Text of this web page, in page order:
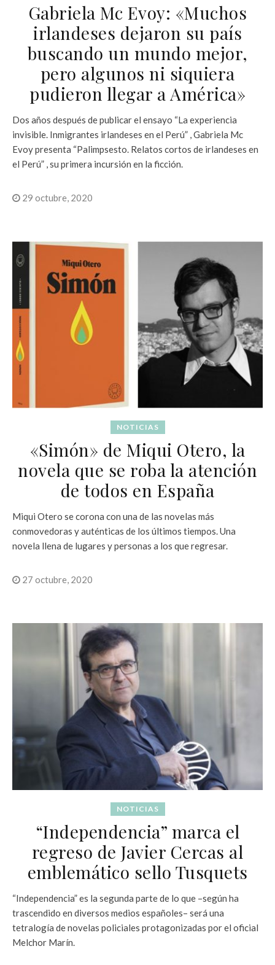
Gabriela Mc Evoy: «Muchos
irlandeses dejaron su país
buscando un mundo mejor,
pero algunos ni siquiera
pudieron llegar a América»
Dos años después de publicar el ensayo “La experiencia
invisible. Inmigrantes irlandeses en el Perú” , Gabriela Mc
Evoy presenta “Palimpsesto. Relatos cortos de irlandeses en
el Perú” , su primera incursión en la ficción.
29 octubre, 2020
NOTICIAS
«Simón» de Miqui Otero, la
novela que se roba la atención
de todos en España
Miqui Otero se corona con una de las novelas más
conmovedoras y auténticas de los últimos tiempos. Una
novela llena de lugares y personas a los que regresar.
27 octubre, 2020
NOTICIAS
“Independencia” marca el
regreso de Javier Cercas al
emblemático sello Tusquets
“Independencia” es la segunda parte de lo que –según ha
trascendido en diversos medios españoles– será una
tetralogía de novelas policiales protagonizadas por el oficial
Melchor Marín.